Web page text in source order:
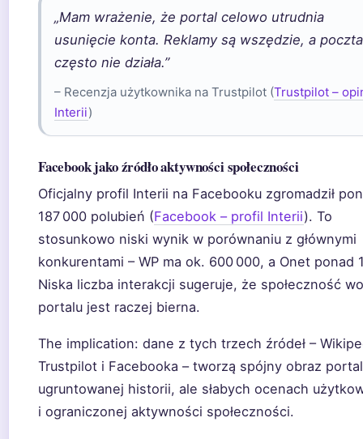
„Mam wrażenie, że portal celowo utrudnia
usunięcie konta. Reklamy są wszędzie, a poczta
często nie działa.”
– Recenzja użytkownika na Trustpilot (Trustpilot –
Interii)
Facebook jako źródło aktywności społeczności
Oficjalny profil Interii na Facebooku zgromadził
187 000 polubień (Facebook – profil Interii). To
stosunkowo niski wynik w porównaniu z głównymi
konkurentami – WP ma ok. 600 000, a Onet ponad
Niska liczba interakcji sugeruje, że społeczność
portalu jest raczej bierna.
The implication: dane z tych trzech źródeł –
Trustpilot i Facebooka – tworzą spójny obraz
ugruntowanej historii, ale słabych ocenach
i ograniczonej aktywności społeczności.